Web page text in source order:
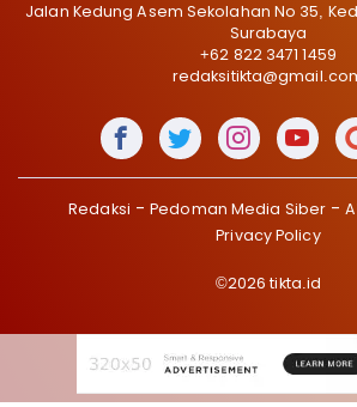
Jalan Kedung Asem Sekolahan No 35,
Surabaya
+62 822 3471 1459
Redaksi Pedoman Media Siber
Privacy Policy
©2026 tikta.id